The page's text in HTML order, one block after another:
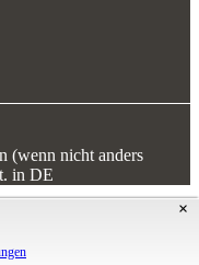
(wenn nicht anders
in DE
bestmögliche Erfahrung
×